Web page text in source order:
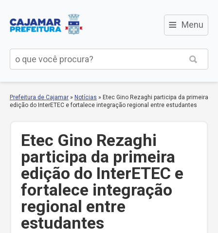
≡ Menu
Prefeitura de Cajamar » Notícias » Etec Gino Rezaghi participa da primeira
edição do InterETEC e fortalece integração regional entre estudantes
Etec Gino Rezaghi
participa da primeira
edição do InterETEC e
fortalece integração
regional entre
estudantes